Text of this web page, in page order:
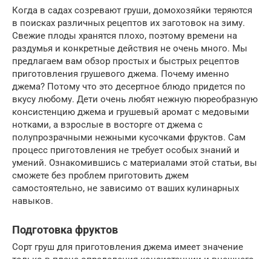
Когда в садах созревают груши, домохозяйки теряются
в поисках различных рецептов их заготовок на зиму.
Свежие плоды хранятся плохо, поэтому времени на
раздумья и конкретные действия не очень много. Мы
предлагаем вам обзор простых и быстрых рецептов
приготовления грушевого джема. Почему именно
джема? Потому что это десертное блюдо придется по
вкусу любому. Дети очень любят нежную пюреобразную
консистенцию джема и грушевый аромат с медовыми
нотками, а взрослые в восторге от джема с
полупрозрачными нежными кусочками фруктов. Сам
процесс приготовления не требует особых знаний и
умений. Ознакомившись с материалами этой статьи, вы
сможете без проблем приготовить джем
самостоятельно, не зависимо от ваших кулинарных
навыков.
Подготовка фруктов
Сорт груш для приготовления джема имеет значение